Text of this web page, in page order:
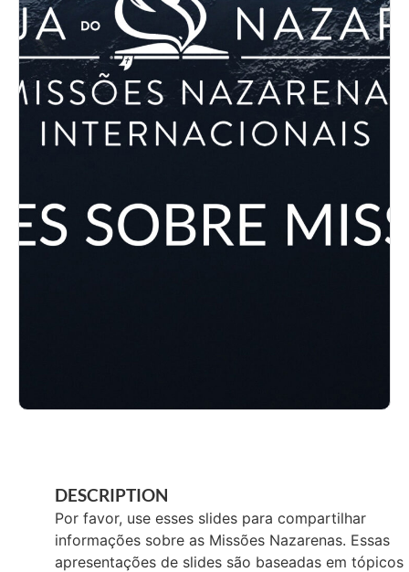
DESCRIPTION
Por favor, use esses slides para compartilhar
informações sobre as Missões Nazarenas. Essas
apresentações de slides são baseadas em tópicos